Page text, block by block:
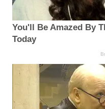
You'll Be Amazed By
Today